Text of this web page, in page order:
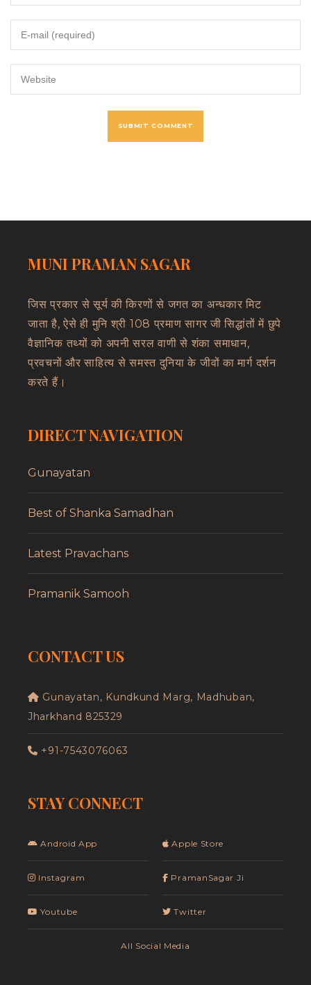
MUNI PRAMAN SAGAR
जिस प्रकार से सूर्य की किरणों से जगत का अन्धकार मिट
जाता है, ऐसे ही मुनि श्री 108 प्रमाण सागर जी सिद्धांतों में छुपे
वैज्ञानिक तथ्यों को अपनी सरल वाणी से शंका समाधान,
प्रवचनों और साहित्य से समस्त दुनिया के जीवों का मार्ग दर्शन
करते हैं।
DIRECT NAVIGATION
Gunayatan
Best of Shanka Samadhan
Latest Pravachans
Pramanik Samooh
CONTACT US
Gunayatan, Kundkund Marg, Madhuban,
Jharkhand 825329
+91-7543076063
STAY CONNECT
Android App
Instagram
Youtube
Apple Store
PramanSagar Ji
Twitter
All Social Media